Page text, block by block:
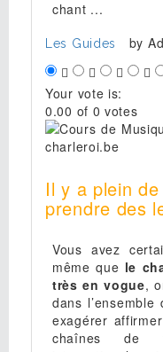
chant ...
Les Guides by
Your vote is:
0.00 of 0 votes
Il y a plein
prendre des
Vous avez
même que le
très en vogue,
dans
exagérer
chaînes de